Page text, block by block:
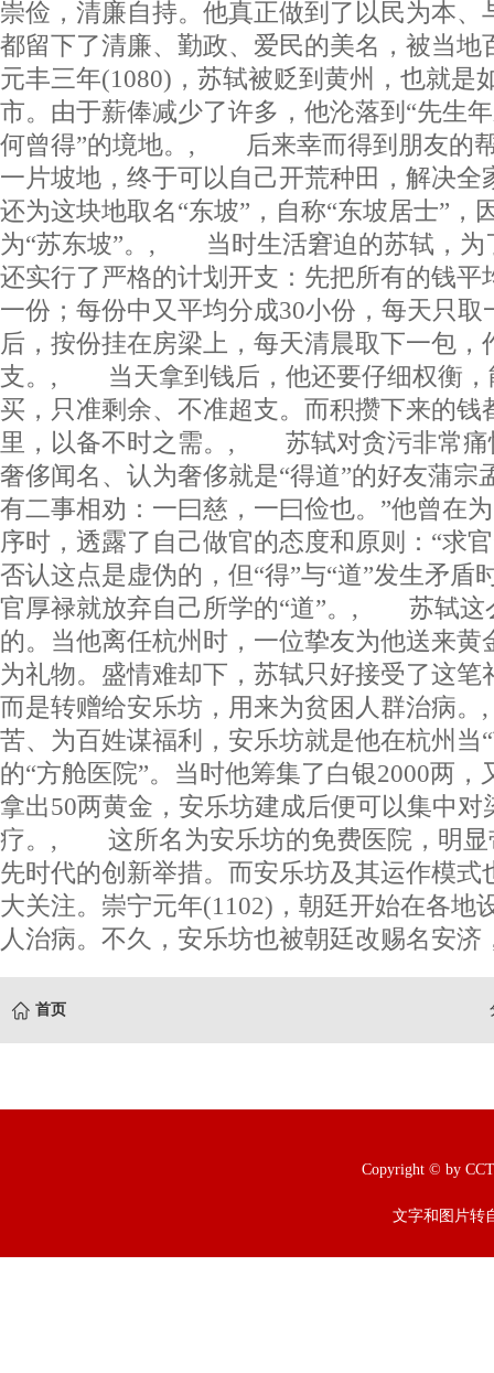
崇俭，清廉自持。他真正做到了以民为本、
都留下了清廉、勤政、爱民的美名，被
元丰三年(1080)，苏轼被贬到黄州，也就是
市。由于薪俸减少了许多，他沦落到“先生
何曾得”的境地。, 后来幸而得到朋友的
一片坡地，终于可以自己开荒种田，解决全
还为这块地取名“东坡”，自称“东坡居士”，
为“苏东坡”。, 当时生活窘迫的苏轼，为
还实行了严格的计划开支：先把所有的钱平
一份；每份中又平均分成30小份，每天只
后，按份挂在房梁上，每天清晨取下一包，
支。, 当天拿到钱后，他还要仔细权衡，
买，只准剩余、不准超支。而积攒下来的钱
里，以备不时之需。, 苏轼对贪污非常痛
奢侈闻名、认为奢侈就是“得道”的好友蒲宗
有二事相劝：一曰慈，一曰俭也。”他曾在
序时，透露了自己做官的态度和原则：“求
否认这点是虚伪的，但“得”与“道”发生矛盾
官厚禄就放弃自己所学的“道”。, 苏轼这
的。当他离任杭州时，一位挚友为他送来黄
为礼物。盛情难却下，苏轼只好接受了这笔
而是转赠给安乐坊，用来为贫困人群治
苦、为百姓谋福利，安乐坊就是他在杭州当
的“方舱医院”。当时他筹集了白银2000两
拿出50两黄金，安乐坊建成后便可以集中对
疗。, 这所名为安乐坊的免费医院，明显
先时代的创新举措。而安乐坊及其运作模式
大关注。崇宁元年(1102)，朝廷开始在各地
人治病。不久，安乐坊也被朝廷改赐名安济
首页
Copyright © by
文字和图片转